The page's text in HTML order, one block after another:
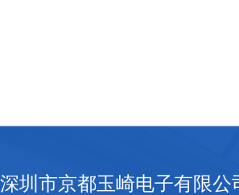
深圳市京都玉崎电子有限公